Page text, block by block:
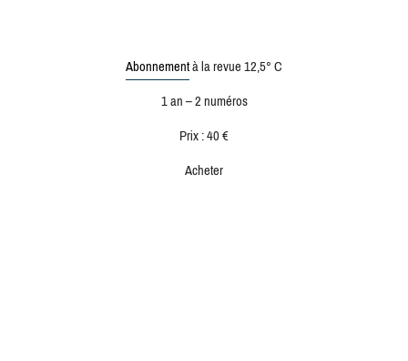
Abonnementà la revue 12,5° C
1 an – 2 numéros
Prix : 40 €
Acheter